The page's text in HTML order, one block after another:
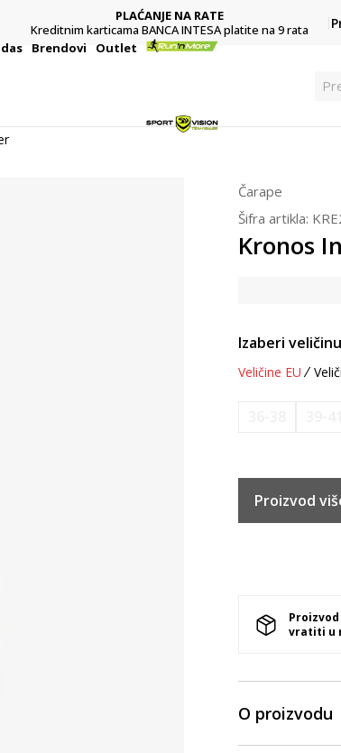
PLAĆANJE NA RATE
Kreditnim karticama BANCA INTESA platite na 9 rata
Brendovi Outlet
Čarape
Šifra artikla:
Kronos
Izaberi
Veličine EU
Proizvod
vratiti u
O proizvodu